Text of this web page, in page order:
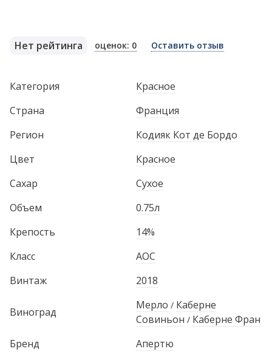
Нет рейтинга оценок: 0 Оставить отзыв
Категория
Красное
Страна
Франция
Регион
Кодияк Кот де Бордо
Цвет
Красное
Сахар
Сухое
Объем
0.75л
Крепость
14%
Класс
AOC
Винтаж
2018
Виноград
Мерло / Каберне
Совиньон / Каберне Фран
Бренд
Апертю